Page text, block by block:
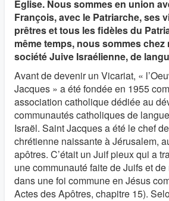
Eglise. Nous sommes en union
François, avec le Patriarche, ses
prêtres et tous les fidèles du
même temps, nous sommes
société Juive Israélienne, de
Avant de devenir un Vicariat, «
Jacques » a été fondée en 1955
association catholique dédiée au
communautés catholiques de
Israël. Saint Jacques a été le chef
chrétienne naissante à Jérusalem,
apôtres. C’était un Juif pieux qui a
une communauté faite de Juifs et
dans une foi commune en Jésus
Actes des Apôtres, chapitre 15).